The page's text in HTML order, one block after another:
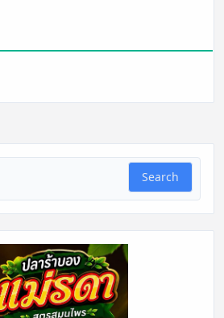
Search